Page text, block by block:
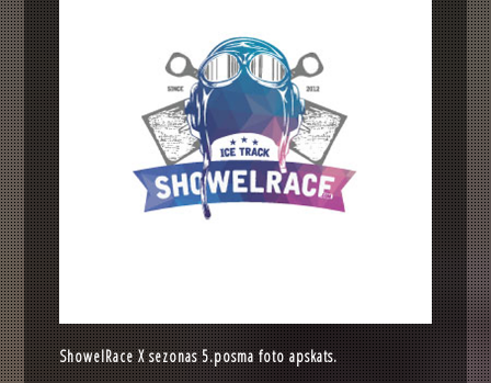
ShowelRace X sezonas 5.posma foto apskats.